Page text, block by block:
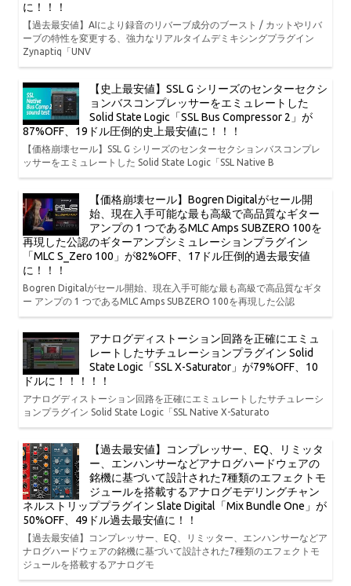
に！！！
【過去最安値】AIにより録音のリバーブ成分のブースト / カットやリバ
ーブの特性を変更する、強力なリアルタイムデミキシングプラグイン
Zynaptiq「UNV
【史上最安値】SSL G シリーズのセンターセクシ
ョンバスコンプレッサーをエミュレートした
Solid State Logic「SSL Bus Compressor 2」が
87%OFF、19ドル圧倒的史上最安値に！！！
【価格崩壊セール】SSL G シリーズのセンターセクションバスコンプレ
ッサーをエミュレートした Solid State Logic「SSL Native B
【価格崩壊セール】Bogren Digitalがセール開
始、現在入手可能な最も高級で高品質なギター
アンプの 1 つであるMLC Amps SUBZERO 100を
再現した公認のギターアンプシミュレーションプラグイン
「MLC S_Zero 100」が82%OFF、17ドル圧倒的過去最安値
に！！！
Bogren Digitalがセール開始、現在入手可能な最も高級で高品質なギタ
ー アンプの 1 つであるMLC Amps SUBZERO 100を再現した公認
アナログディストーション回路を正確にエミュ
レートしたサチュレーションプラグイン Solid
State Logic「SSL X-Saturator」が79%OFF、10
ドルに！！！！！
アナログディストーション回路を正確にエミュレートしたサチュレーシ
ョンプラグイン Solid State Logic「SSL Native X-Saturato
【過去最安値】コンプレッサー、EQ、リミッタ
ー、エンハンサーなどアナログハードウェアの
銘機に基づいて設計された7種類のエフェクトモ
ジュールを搭載するアナログモデリングチャン
ネルストリッププラグイン Slate Digital「Mix Bundle One」が
50%OFF、49ドル過去最安値に！！
【過去最安値】コンプレッサー、EQ、リミッター、エンハンサーなどア
ナログハードウェアの銘機に基づいて設計された7種類のエフェクトモ
ジュールを搭載するアナログモ